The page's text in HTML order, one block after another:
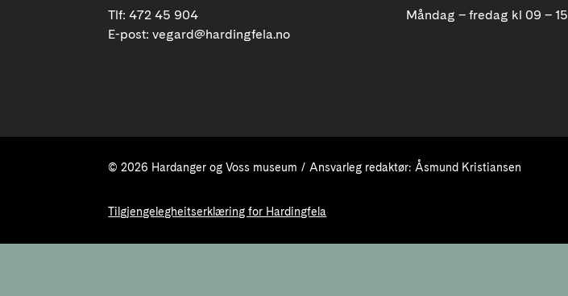
Tlf: 472 45 904
E-post:vegard@hardingfela.no
Måndag – fredag kl 09 – 15
© 2026 Hardanger og Voss museum / Ansvarleg redaktør: Åsmund Kristiansen
Tilgjengelegheitserklæring for Hardingfela